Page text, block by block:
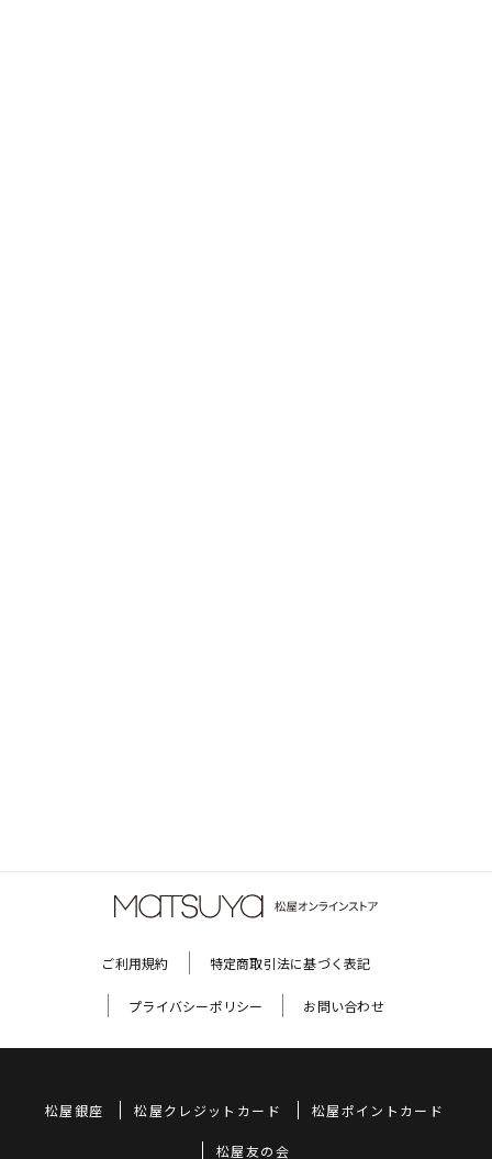
ご利用規約 特定商取引法に基づく表記
プライバシーポリシー お問い合わせ
松屋銀座 松屋クレジットカード 松屋ポイントカード
松屋友の会